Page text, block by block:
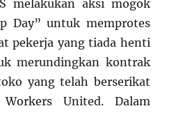
melakukan aksi mogok
Day” untuk memprotes
pekerja yang tiada henti
merundingkan kontrak
yang telah berserikat
United. Dalam